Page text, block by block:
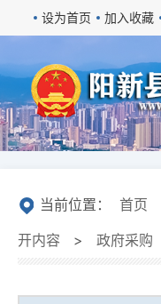
设为首页 加入收藏
当前位置： 首页
开内容
> 政府采购